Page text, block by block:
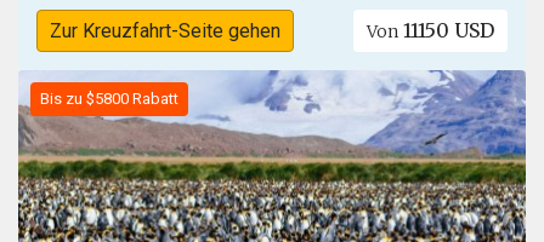
Zur Kreuzfahrt-Seite gehen Von 11150 USD
Bis zu $5800 Rabatt